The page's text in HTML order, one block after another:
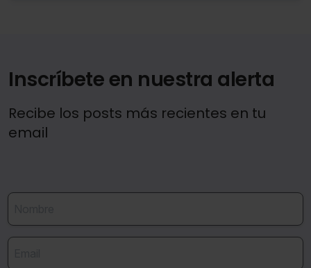
Inscríbete en nuestra alerta
Recibe los posts más recientes en tu
email